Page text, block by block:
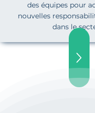
des équipes pour
nouvelles
dans le